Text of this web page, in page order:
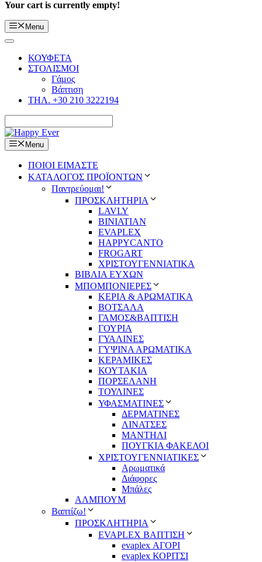
Your cart is currently empty!
Menu
ΚΟΥΦΕΤΑ
ΣΤΟΛΙΣΜΟΙ
Γάμος
Βάπτιση
ΤΗΛ. +30 210 3222194
Menu
ΠΟΙΟΙ ΕΙΜΑΣΤΕ
ΚΑΤΑΛΟΓΟΣ ΠΡΟΪΟΝΤΩΝ
Παντρεύομαι!
ΠΡΟΣΚΛΗΤΗΡΙΑ
LAVLY
BINIATIAN
EVAPLEX
HAPPYCANTO
FROGART
ΧΡΙΣΤΟΥΓΕΝΝΙΑΤΙΚΑ
ΒΙΒΛΙΑ ΕΥΧΩΝ
ΜΠΟΜΠΟΝΙΕΡΕΣ
ΚΕΡΙΑ & ΑΡΩΜΑΤΙΚΑ
ΒΟΤΣΑΛΑ
ΓΑΜΟΣ&ΒΑΠΤΙΣΗ
ΓΟΥΡΙΑ
ΓΥΑΛΙΝΕΣ
ΓΥΨΙΝΑ ΑΡΩΜΑΤΙΚΑ
ΚΕΡΑΜΙΚΕΣ
ΚΟΥΤΑΚΙΑ
ΠΟΡΣΕΛΑΝΗ
ΤΟΥΛΙΝΕΣ
ΥΦΑΣΜΑΤΙΝΕΣ
ΔΕΡΜΑΤΙΝΕΣ
ΛΙΝΑΤΣΕΣ
ΜΑΝΤΗΛΙ
ΠΟΥΓΚΙΑ ΦΑΚΕΛΟΙ
ΧΡΙΣΤΟΥΓΕΝΝΙΑΤΙΚΕΣ
Αρωματικά
Διάφορες
Μπάλες
ΑΛΜΠΟΥΜ
Βαπτίζω!
ΠΡΟΣΚΛΗΤΗΡΙΑ
EVAPLEX ΒΑΠΤΙΣΗ
evaplex ΑΓΟΡΙ
evaplex ΚΟΡΙΤΣΙ